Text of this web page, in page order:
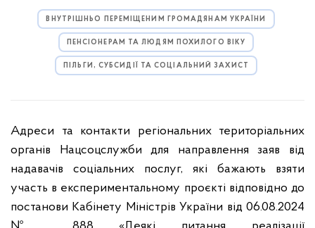
ВНУТРІШНЬО ПЕРЕМІЩЕНИМ ГРОМАДЯНАМ УКРАЇНИ
ПЕНСІОНЕРАМ ТА ЛЮДЯМ ПОХИЛОГО ВІКУ
ПІЛЬГИ, СУБСИДІЇ ТА СОЦІАЛЬНИЙ ЗАХИСТ
Адреси та контакти регіональних територіальних
органів Нацсоцслужби для направлення заяв від
надавачів соціальних послуг, які бажають взяти
участь в експериментальному проєкті відповідно до
постанови Кабінету Міністрів України від 06.08.2024